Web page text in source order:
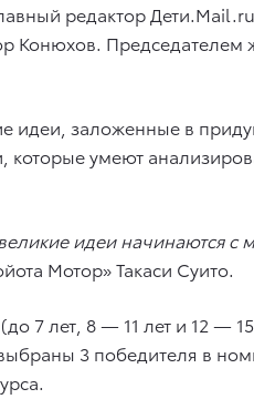
редактор
Конюхов.
идеи, заложенные в
умеют
идеи начинаются с
Мотор» Такаси Суито.
7 лет, 8 — 11 лет и 12 —
3 победителя в